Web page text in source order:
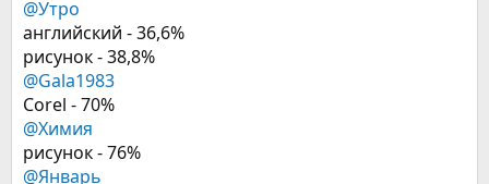
@Утро
английский - 36,6%
рисунок - 38,8%
@Gala1983
Corel - 70%
@Химия
рисунок - 76%
@Январь